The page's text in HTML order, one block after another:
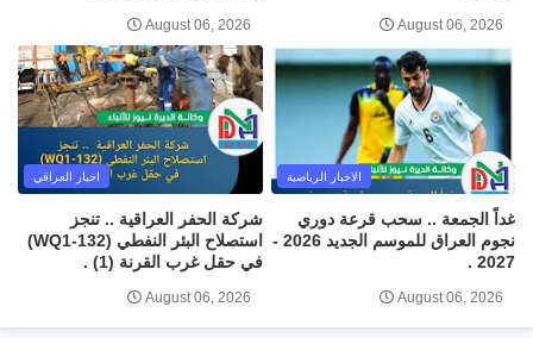
August 06, 2026
August 06, 2026
الاخبار الرياضية
غداً الجمعة .. سحب قرعة دوري
نجوم العراق للموسم الجديد 2026 -
2027 .
August 06, 2026
اخبار العراقي
شركة الحفر العراقية .. تنجز
استصلاح البئر النفطي (WQ1-132)
في حقل غرب القرنة (1) .
August 06, 2026